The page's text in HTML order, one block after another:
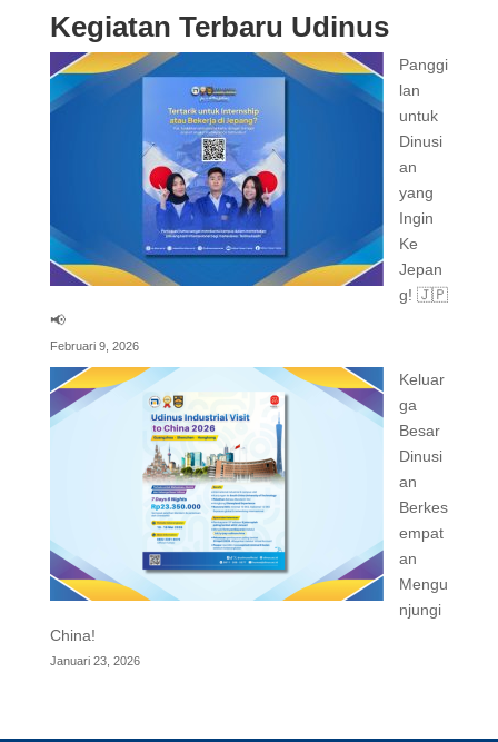
Kegiatan Terbaru Udinus
Panggi
lan
untuk
Dinusi
an
yang
Ingin
Ke
Jepan
g! 🇯🇵
📢
Februari 9, 2026
Keluar
ga
Besar
Dinusi
an
Berkes
empat
an
Mengu
njungi
China!
Januari 23, 2026